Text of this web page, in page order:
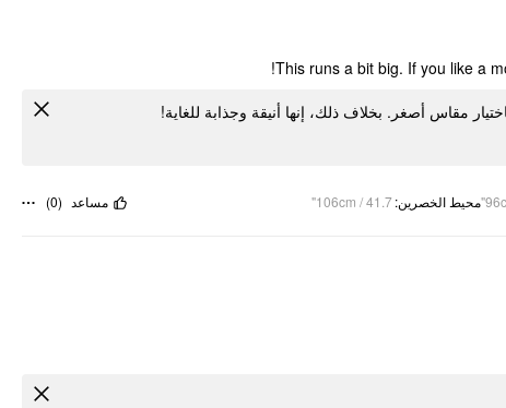
This runs a bit big. If you like a
مقاس أصغر. بخلاف ذلك، إنها أنيقة وجذابة للغاية!
محيط الخصرين:
106cm / 41.7" مساعد (
0
)